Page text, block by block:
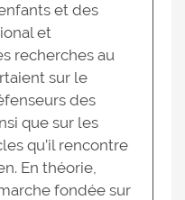
et des
et
recherches au
sur le
des
que sur les
qu’il rencontre
En théorie,
fondée sur